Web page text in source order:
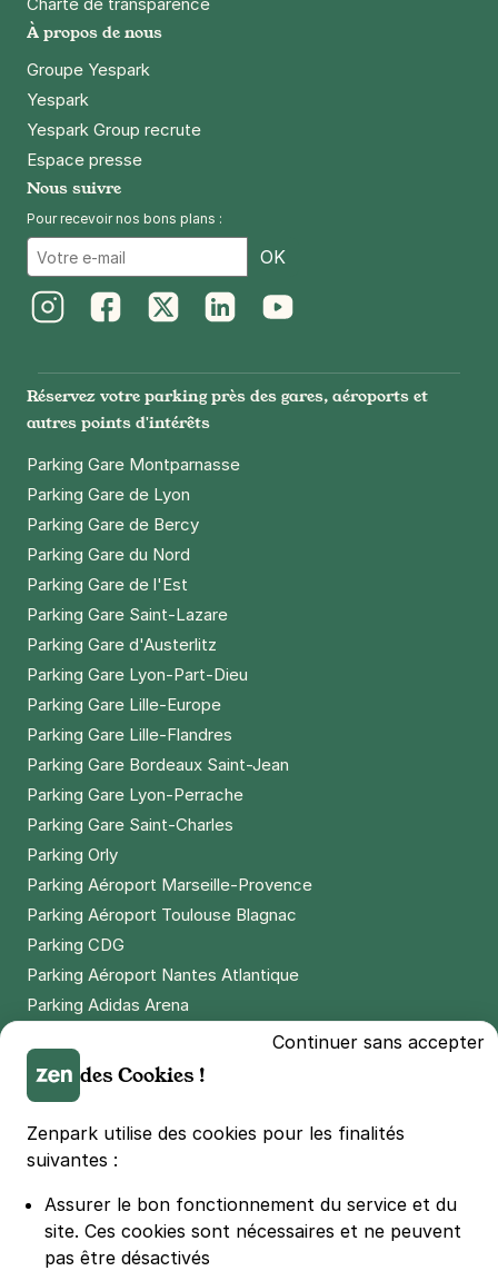
À propos de nous
Groupe Yespark
Yespark
Yespark Group recrute
Espace presse
Nous suivre
Pour recevoir nos bons plans :
OK
Réservez votre parking près des gares, aéroports et
autres points d'intérêts
Parking Gare Montparnasse
Parking Gare de Lyon
Parking Gare de Bercy
Parking Gare du Nord
Parking Gare de l'Est
Parking Gare Saint-Lazare
Parking Gare d'Austerlitz
Parking Gare Lyon-Part-Dieu
Parking Gare Lille-Europe
Parking Gare Lille-Flandres
Parking Gare Bordeaux Saint-Jean
Parking Gare Lyon-Perrache
Parking Gare Saint-Charles
Parking Orly
Parking Aéroport Marseille-Provence
Parking Aéroport Toulouse Blagnac
Parking CDG
Parking Aéroport Nantes Atlantique
Parking Adidas Arena
Parking LDLC Arena
Parking Stade Pierre Mauroy
Parking Groupama Stadium
Parking Vélodrome
Parking Bercy
Parking La Défense Arena
Continuer sans accepter
des Cookies !
Zenpark utilise des cookies pour les finalités
suivantes :
Assurer le bon fonctionnement du service et du
site. Ces cookies sont nécessaires et ne peuvent
pas être désactivés